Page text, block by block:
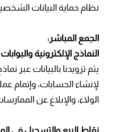
نظام حماية البيانات
الجمع المباشر:
النماذج الإلكترونية
يتم تزويدنا بالبيانات عبر
لإنشاء الحسابات، وإتمام
الولاء، والإبلاغ عن
نقاط البيع والتسجيل في